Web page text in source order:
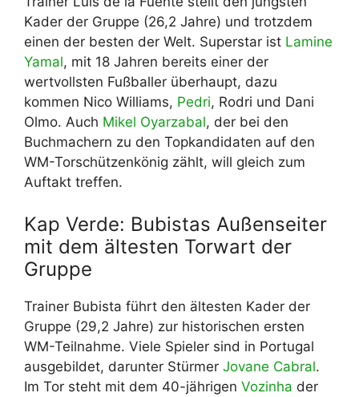
Kader der Gruppe (26,2 Jahre) und trotzdem
einen der besten der Welt. Superstar ist Lamine
Yamal, mit 18 Jahren bereits einer der
wertvollsten Fußballer überhaupt, dazu
kommen Nico Williams, Pedri, Rodri und Dani
Olmo. Auch Mikel Oyarzabal, der bei den
Buchmachern zu den Topkandidaten auf den
WM-Torschützenkönig zählt, will gleich zum
Auftakt treffen.
Kap Verde: Bubistas Außenseiter
mit dem ältesten Torwart der
Gruppe
Trainer Bubista führt den ältesten Kader der
Gruppe (29,2 Jahre) zur historischen ersten
WM-Teilnahme. Viele Spieler sind in Portugal
ausgebildet, darunter Stürmer Jovane Cabral.
Im Tor steht mit dem 40-jährigen Vozinha der